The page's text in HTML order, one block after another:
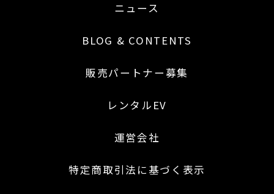
ニュース
BLOG & CONTENTS
販売パートナー募集
レンタルEV
運営会社
特定商取引法に基づく表示